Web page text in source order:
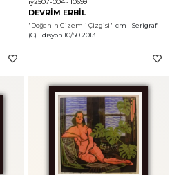
iy2507-004 - 10699
DEVRİM ERBİL
"Doğanın Gizemli Çizgisi"
  cm - Serigrafi -
(C) Edisyon 10/50 2013